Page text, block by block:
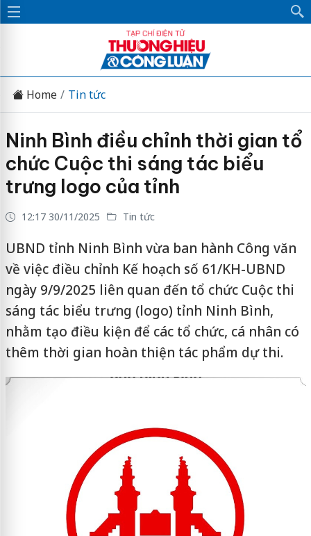
Home Tin tức
Ninh Bình điều chỉnh thời gian tổ
chức Cuộc thi sáng tác biểu
trưng logo của tỉnh
12:17 30/11/2025 Tin tức
UBND tỉnh Ninh Bình vừa ban hành Công văn
về việc điều chỉnh Kế hoạch số 61/KH-UBND
ngày 9/9/2025 liên quan đến tổ chức Cuộc thi
sáng tác biểu trưng (logo) tỉnh Ninh Bình,
nhằm tạo điều kiện để các tổ chức, cá nhân có
thêm thời gian hoàn thiện tác phẩm dự thi.